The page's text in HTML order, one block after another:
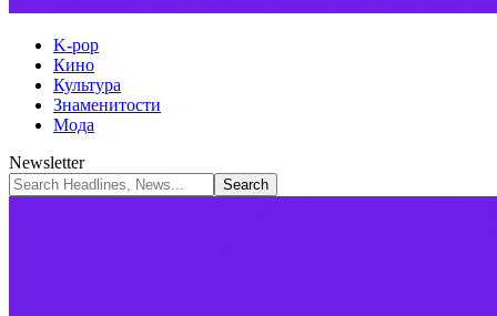
K-pop
Кино
Культура
Знаменитости
Мода
Newsletter